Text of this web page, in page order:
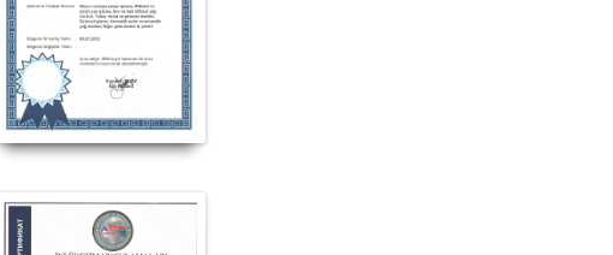
ürünü satılan yerler, Doğan Baharat ürünü satan yerler, Doğan Baharat ürünü nerede satılır,
satılıyor, Doğan Baharat ürünü nerden alabilirim, Doğan Baharat ürünü etkileri, Doğan Baharat
faydası, Doğan Baharat ürünü faydaları neler, Doğan Baharat hakkındaki tüm bilgilerini
#LokmanAVM #DOĞAN BAHARAT #Doğan_Baharat_marka #Doğan_Baharat_marka_ürünler #Doğan_Baharat_markası #Doğan_Baharat_markası_ürünleri
#Doğan_Baharat_markanın_ürünleri_satışı #Doğan_Baharat_markanın_ürünlerini_satan #Doğan_Baharat_markası_satan
#Doğan_Baharat_marka_ürünleri_nerde_satılır #Doğan_Baharat_satışı #Doğan_Baharat_satan #Doğan_Baharat_satan_yer #Doğan_Baharat_nerde_satılır